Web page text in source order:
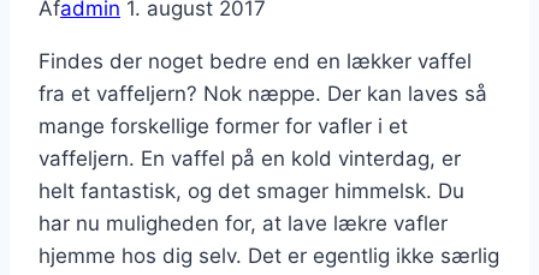
Afadmin 1. august 2017
Findes der noget bedre end en lækker vaffel
fra et vaffeljern? Nok næppe. Der kan laves så
mange forskellige former for vafler i et
vaffeljern. En vaffel på en kold vinterdag, er
helt fantastisk, og det smager himmelsk. Du
har nu muligheden for, at lave lækre vafler
hjemme hos dig selv. Det er egentlig ikke særlig